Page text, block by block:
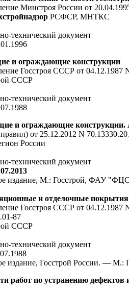
Минстроя России от
РСФСР, МНТКС
технический документ
и ограждающие конструкции
Госстроя СССР от
СССР
технический документ
и ограждающие
от 25.12.2012 N
России
технический документ
издание, М.: Госстрой, ФАУ
и отделочные
Госстроя СССР от 04.12.1987
87
СССР
технический документ
издание, Госстрой России. —
работ по устранению